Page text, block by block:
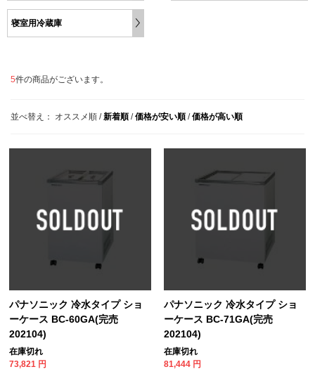
寝室用冷蔵庫
5件の商品がございます。
並べ替え： オススメ順 /新着順 /価格が安い順 /価格が高い順
パナソニック 冷水タイプ ショ
ーケース BC-60GA(完売
202104)
在庫切れ
73,821 円
パナソニック 冷水タイプ ショ
ーケース BC-71GA(完売
202104)
在庫切れ
81,444 円